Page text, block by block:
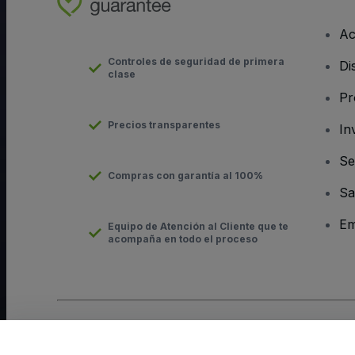
Controles de seguridad de primera
clase
Precios transparentes
Compras con garantía al 100%
Equipo de Atención al Cliente que te
acompaña en todo el proceso